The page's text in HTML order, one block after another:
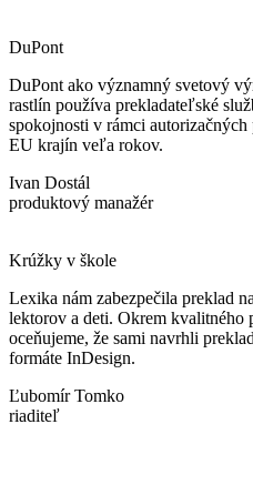
DuPont
DuPont ako významný svetový
rastlín používa prekladateľské
spokojnosti v rámci
EU krajín veľa rokov.
Ivan Dostál
produktový manažér
Krúžky v škole
Lexika nám zabezpečila preklad
lektorov a deti. Okrem kvalitného
oceňujeme, že sami navrhli
formáte InDesign.
Ľubomír Tomko
riaditeľ